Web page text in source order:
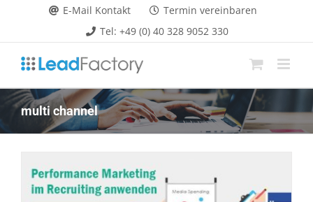
springen
E-Mail Kontakt
Termin vereinbaren
Tel: +49 (0) 40 328 9052 330
multi channel